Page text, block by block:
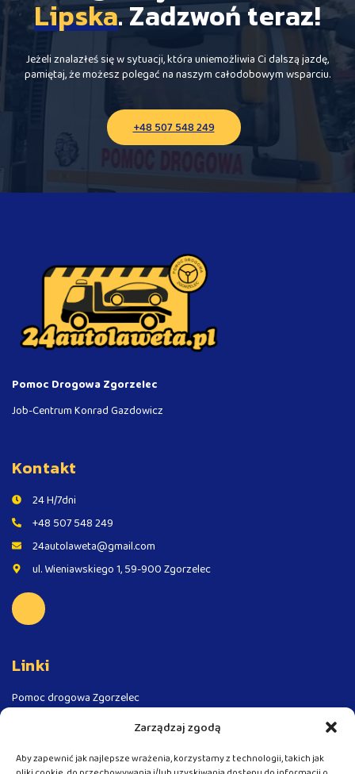
Zarządzaj zgodą
Aby zapewnić jak najlepsze wrażenia, korzystamy z technologii, takich jak
Lipska. Zadzwoń teraz!
Jeżeli znalazłeś się w sytuacji, która uniemożliwia Ci dalszą jazdę,
pamiętaj, że możesz polegać na naszym całodobowym wsparciu.
+48 507 548 249
Pomoc Drogowa Zgorzelec
Job-Centrum Konrad Gazdowicz
Kontakt
24 H/7dni
+48 507 548 249
24autolaweta@gmail.com
ul. Wieniawskiego 1, 59-900 Zgorzelec
Linki
Pomoc drogowa Zgorzelec
Pomoc drogowa - Autostrada A4
Pomoc drogowa Czechy